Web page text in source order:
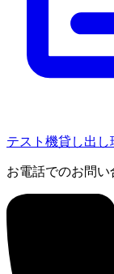
テスト機貸し出し
お電話でのお問い